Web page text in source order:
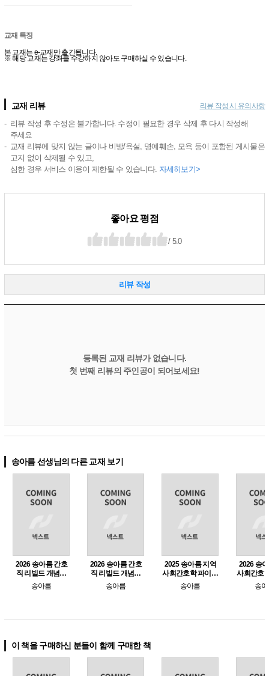
교재 특징
본 교재는 e-교재만 출간됩니다.
※ 해당 교재는 강좌를 수강하지 않아도 구매하실 수 있습니다.
교재 리뷰 리뷰 작성 시 유의사항
리뷰 작성 후 수정은 불가합니다. 수정이 필요한 경우 삭제 후 다시 작성해
주세요
교재 리뷰에 맞지 않는 글이나 비방/욕설, 명예훼손, 모욕 등이 포함된 게시물은
고지 없이 삭제될 수 있고,
심한 경우 서비스 이용이 제한될 수 있습니다. 자세히보기>
좋아요 평점
/ 5.0
리뷰 작성
등록된 교재 리뷰가 없습니다.
첫 번째 리뷰의 주인공이 되어보세요!
송아름 선생님의 다른 교재 보기
2026 송아름 간호
직 리빌드 개념완
성 지역사회간호학
송아름
2026 송아름 간호
직 리빌드 개념완
성 간호관리학 (e-
교재만 구매가능)
송아름
2025 송아름 지역
사회간호학 파이널
모의고사 (e-교재만
구매가능)
송아름
2026 송
사회간호
법노트
용)
송
이 책을 구매하신 분들이 함께 구매한 책